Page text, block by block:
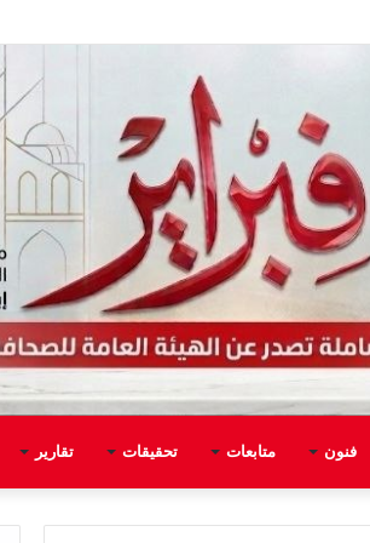
فنون متابعات تحقيقات تقارير